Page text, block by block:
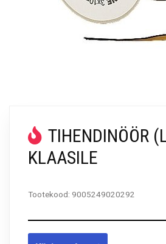
TIHENDINÖÖR
KLAASILE
Tootekood: 9005249020292